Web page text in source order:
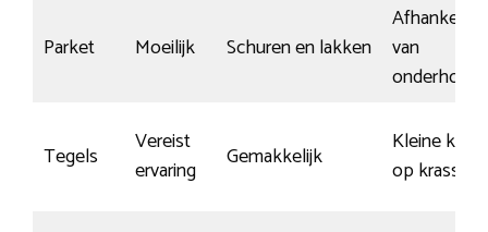
Parket Moeilijk Schuren en lakken
Afhankelijk
van
onderhoud
Tegels
Vereist
ervaring
Gemakkelijk
Kleine kans
op krassen